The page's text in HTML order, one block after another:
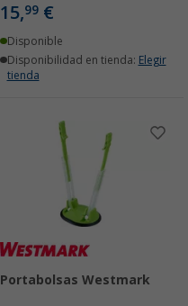
15,99 €
Disponible
Disponibilidad en tienda: Elegir
tienda
Portabolsas Westmark